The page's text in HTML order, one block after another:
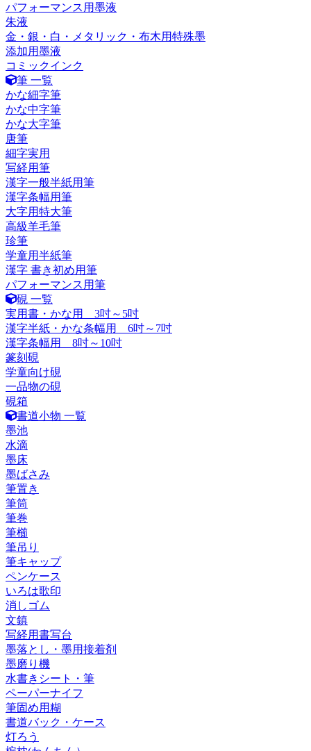
パフォーマンス用墨液
朱液
金・銀・白・メタリック・布木用特殊墨
添加用墨液
コミックインク
筆 一覧
かな細字筆
かな中字筆
かな大字筆
唐筆
細字実用
写経用筆
漢字一般半紙用筆
漢字条幅用筆
大字用特大筆
高級羊毛筆
珍筆
学童用半紙筆
漢字 書き初め用筆
パフォーマンス用筆
硯 一覧
実用書・かな用 3吋～5吋
漢字半紙・かな条幅用 6吋～7吋
漢字条幅用 8吋～10吋
篆刻硯
学童向け硯
一品物の硯
硯箱
書道小物 一覧
墨池
水滴
墨床
墨ばさみ
筆置き
筆筒
筆巻
筆櫛
筆吊り
筆キャップ
ペンケース
いろは歌印
消しゴム
文鎮
写経用書写台
墨落とし・墨用接着剤
墨磨り機
水書きシート・筆
ペーパーナイフ
筆固め用糊
書道バック・ケース
灯ろう